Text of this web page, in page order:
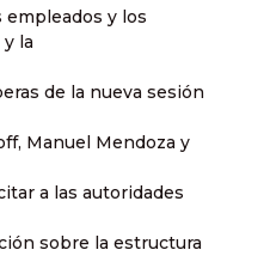
empleados y los
la
de la nueva sesión
Manuel Mendoza y
a las autoridades
sobre la estructura